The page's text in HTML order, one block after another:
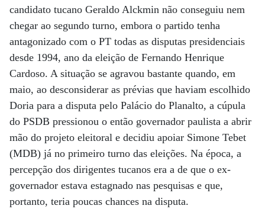
candidato tucano Geraldo Alckmin não conseguiu nem
chegar ao segundo turno, embora o partido tenha
antagonizado com o PT todas as disputas presidenciais
desde 1994, ano da eleição de Fernando Henrique
Cardoso. A situação se agravou bastante quando, em
maio, ao desconsiderar as prévias que haviam escolhido
Doria para a disputa pelo Palácio do Planalto, a cúpula
do PSDB pressionou o então governador paulista a abrir
mão do projeto eleitoral e decidiu apoiar Simone Tebet
(MDB) já no primeiro turno das eleições. Na época, a
percepção dos dirigentes tucanos era a de que o ex-
governador estava estagnado nas pesquisas e que,
portanto, teria poucas chances na disputa.